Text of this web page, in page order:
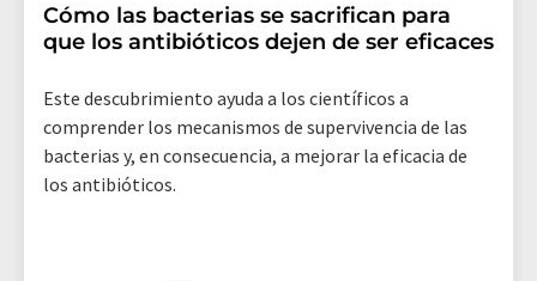
Cómo las bacterias se sacrifican para
que los antibióticos dejen de ser eficaces
Este descubrimiento ayuda a los científicos a
comprender los mecanismos de supervivencia de las
bacterias y, en consecuencia, a mejorar la eficacia de
los antibióticos.